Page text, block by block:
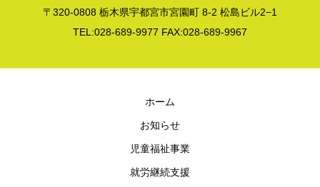
〒320-0808 栃木県宇都宮市宮園町 8-2 松島ビル2−1
TEL:028-689-9977 FAX:028-689-9967
ホーム
お知らせ
児童福祉事業
就労継続支援